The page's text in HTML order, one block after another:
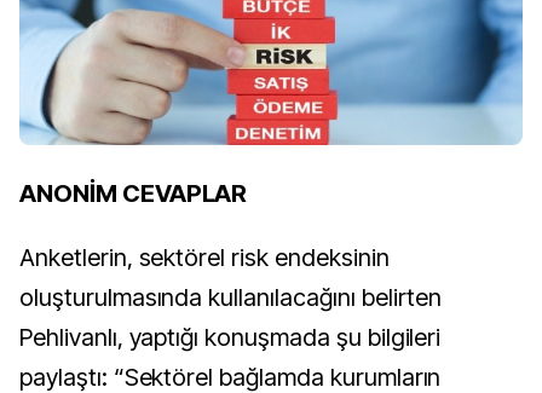
ANONİM CEVAPLAR
Anketlerin, sektörel risk endeksinin
oluşturulmasında kullanılacağını belirten
Pehlivanlı, yaptığı konuşmada şu bilgileri
paylaştı: “Sektörel bağlamda kurumların